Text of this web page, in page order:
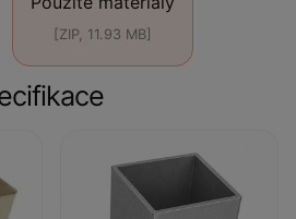
[ZIP, 11.93 MB]